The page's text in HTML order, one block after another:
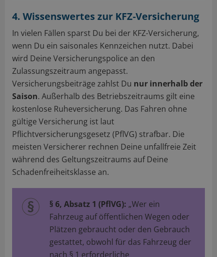
4. Wissenswertes zur KFZ-Versicherung
In vielen Fällen sparst Du bei der KFZ-Versicherung,
wenn Du ein saisonales Kennzeichen nutzt. Dabei
wird Deine Versicherungspolice an den
Zulassungszeitraum angepasst.
Versicherungsbeiträge zahlst Du nur innerhalb der
Saison. Außerhalb des Betriebszeitraums gilt eine
kostenlose Ruheversicherung. Das Fahren ohne
gültige Versicherung ist laut
Pflichtversicherungsgesetz (PflVG) strafbar. Die
meisten Versicherer rechnen Deine unfallfreie Zeit
während des Geltungszeitraums auf Deine
Schadenfreiheitsklasse an.
§ 6, Absatz 1 (PflVG): „Wer ein
Fahrzeug auf öffentlichen Wegen oder
Plätzen gebraucht oder den Gebrauch
gestattet, obwohl für das Fahrzeug der
nach § 1 erforderliche